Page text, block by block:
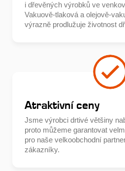
i dřevěných výrobků ve
Vakuově-tlaková a olejově-
výrazně prodlužuje životnost
Atraktivní ceny
Jsme výrobci drtivé většiny
proto můžeme garantovat
pro naše velkoobchodní
zákazníky.